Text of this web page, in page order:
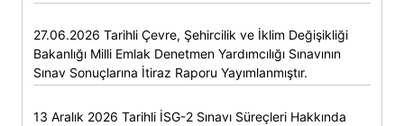
27.06.2026 Tarihli Çevre, Şehircilik ve İklim Değişikliği
Bakanlığı Milli Emlak Denetmen Yardımcılığı Sınavının
Sınav Sonuçlarına İtiraz Raporu Yayımlanmıştır.
13 Aralık 2026 Tarihli İSG-2 Sınavı Süreçleri Hakkında